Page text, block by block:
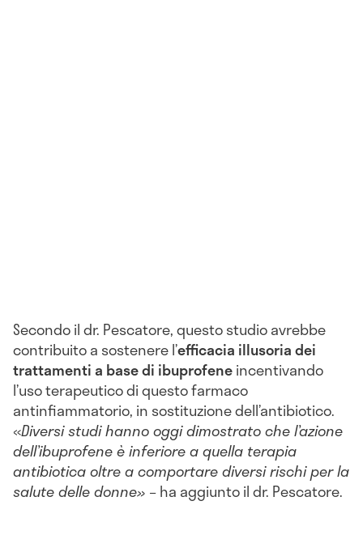
Secondo il dr. Pescatore, questo studio avrebbe
contribuito a sostenere l’efficacia illusoria dei
trattamenti a base di ibuprofeneincentivando
l’uso terapeutico di questo farmaco
antinfiammatorio, in sostituzione dell’antibiotico.
«Diversi studi hanno oggi dimostrato che l’azione
dell’ibuprofene è inferiore a quella terapia
antibiotica oltre a comportare diversi rischi per la
salute delle donne» –ha aggiunto il dr. Pescatore.